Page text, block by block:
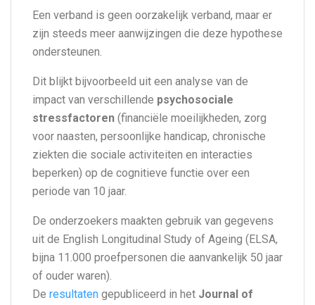
Een verband is geen oorzakelijk verband, maar er
zijn steeds meer aanwijzingen die deze hypothese
ondersteunen.
Dit blijkt bijvoorbeeld uit een analyse van de
impact van verschillende psychosociale
stressfactoren (financiële moeilijkheden, zorg
voor naasten, persoonlijke handicap, chronische
ziekten die sociale activiteiten en interacties
beperken) op de cognitieve functie over een
periode van 10 jaar.
De onderzoekers maakten gebruik van gegevens
uit de English Longitudinal Study of Ageing (ELSA,
bijna 11.000 proefpersonen die aanvankelijk 50 jaar
of ouder waren).
De resultaten gepubliceerd in het Journal of